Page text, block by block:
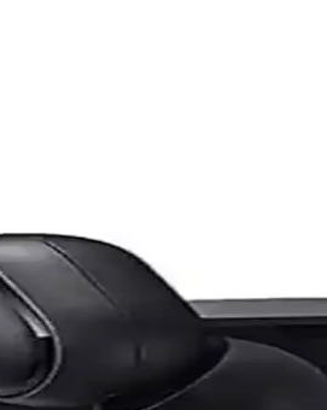
ses teknolojisi ve dayanıklılığıyla
Özellikler ve Kullanıcı
tasarım ve fiyat konularında
Özellikler, Tasarım ve
tasarım sorunları, dayanıklılık
Ses Performansı